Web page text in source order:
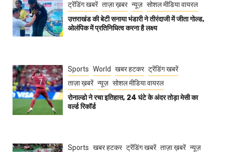
ट्रेंडिंग खबरें ताज़ा ख़बर न्यूज़ सोशल मीडिया वायरल
उत्तराखंड की बेटी सनाया भंडारी ने तीरंदाजी में जीता गोल्ड,
ओलंपिक में प्रतिनिधित्व करना है लक्ष्य
Sports World खबर हटकर ट्रेंडिंग खबरें
ताज़ा ख़बरें न्यूज़ सोशल मीडिया वायरल
रोनाल्डो ने रचा इतिहास, 24 घंटे के अंदर तोड़ा मेसी का
वर्ल्ड रिकॉर्ड
Sports खबर हटकर ट्रेंडिंग खबरें ताज़ा ख़बरें न्यूज़